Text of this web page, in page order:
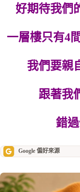
好期待我們
一層樓只有4
我們要親
跟著我
錯
Google 偏好來源